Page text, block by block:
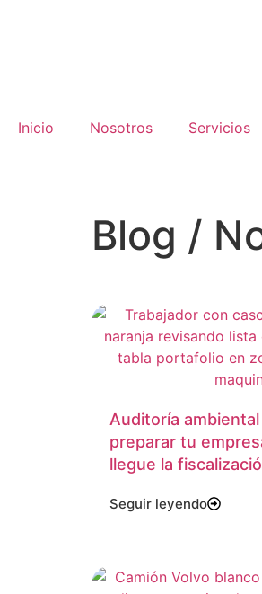
Inicio Nosotros Servicios
Blog /
Auditoría
preparar tu
llegue la
Seguir leyendo